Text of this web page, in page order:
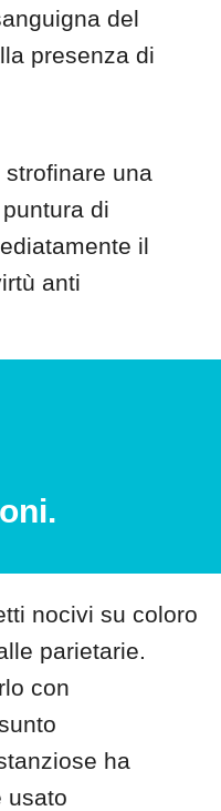
del
presenza di
una
di
il
anti
nocivi su coloro
parietarie.
con
ha
usato